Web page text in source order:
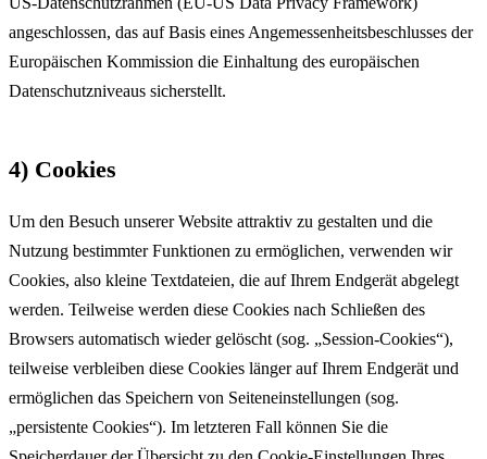
angeschlossen, das auf Basis eines Angemessenheitsbeschlusses der
Europäischen Kommission die Einhaltung des europäischen
Datenschutzniveaus sicherstellt.
4) Cookies
Um den Besuch unserer Website attraktiv zu gestalten und die
Nutzung bestimmter Funktionen zu ermöglichen, verwenden wir
Cookies, also kleine Textdateien, die auf Ihrem Endgerät abgelegt
werden. Teilweise werden diese Cookies nach Schließen des
Browsers automatisch wieder gelöscht (sog. „Session-Cookies“),
teilweise verbleiben diese Cookies länger auf Ihrem Endgerät und
ermöglichen das Speichern von Seiteneinstellungen (sog.
„persistente Cookies“). Im letzteren Fall können Sie die